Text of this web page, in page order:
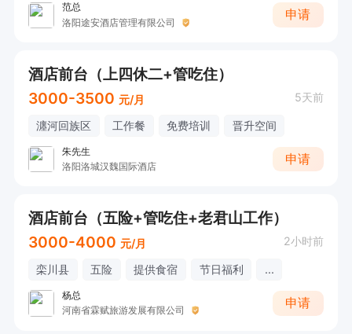
范总
洛阳途安酒店管理有限公司
申请
酒店前台（上四休二+管吃住）
3000-3500 元/月 5天前
瀍河回族区 工作餐 免费培训 晋升空间
朱先生
洛阳洛城汉魏国际酒店
申请
酒店前台（五险+管吃住+老君山工作）
3000-4000 元/月 2小时前
栾川县 五险 提供食宿 节日福利 ...
杨总
河南省霖赋旅游发展有限公司
申请